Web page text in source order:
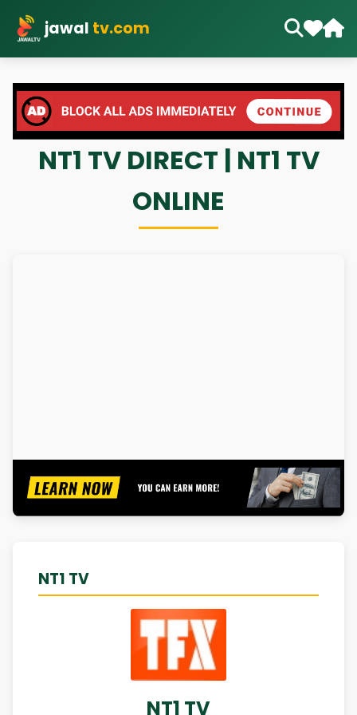
jawal tv.com
NT1 TV DIRECT | NT1 TV
ONLINE
NT1 TV
NT1 TV